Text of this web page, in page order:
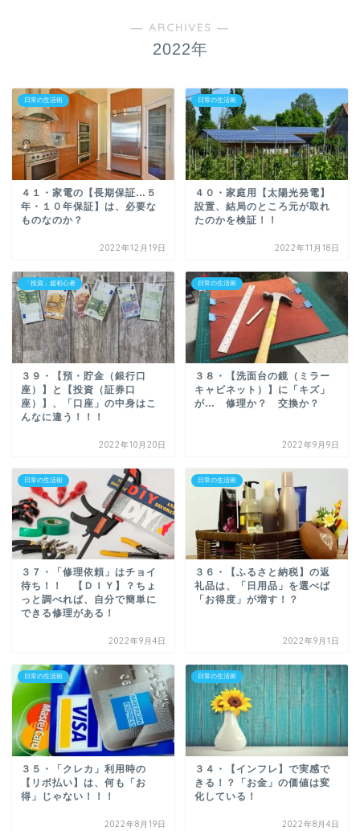
― ARCHIVES ―
2022年
日常の生活術
４１・家電の【長期保証…５
年・１０年保証】は、必要な
ものなのか？
2022年12月19日
日常の生活術
４０・家庭用【太陽光発電】
設置、結局のところ元が取れ
たのかを検証！！
2022年11月18日
「投資」超初心者
３９・【預・貯金（銀行口
座）】と【投資（証券口
座）】、「口座」の中身はこ
んなに違う！！！
2022年10月20日
日常の生活術
３８・【洗面台の鏡（ミラー
キャビネット）】に「キズ」
が… 修理か？ 交換か？
2022年9月9日
日常の生活術
３７・「修理依頼」はチョイ
待ち！！ 【ＤＩＹ】？ちょ
っと調べれば、自分で簡単に
できる修理がある！
2022年9月4日
日常の生活術
３６・【ふるさと納税】の返
礼品は、「日用品」を選べば
「お得度」が増す！？
2022年9月1日
日常の生活術
３５・「クレカ」利用時の
【リボ払い】は、何も「お
得」じゃない！！！
2022年8月19日
日常の生活術
３４・【インフレ】で実感で
きる！？「お金」の価値は変
化している！
2022年8月4日